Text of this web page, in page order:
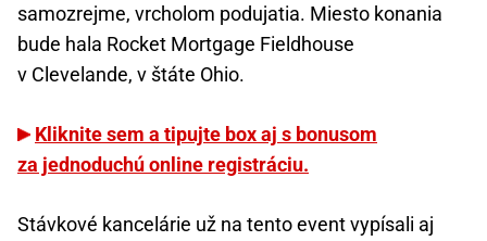
samozrejme, vrcholom podujatia. Miesto konania
bude hala Rocket Mortgage Fieldhouse
v Clevelande, v štáte Ohio.
Kliknite sem a tipujte box aj s bonusom
za jednoduchú online registráciu.
Stávkové kancelárie už na tento event vypísali aj